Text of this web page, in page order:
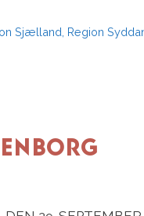
Sjælland Region